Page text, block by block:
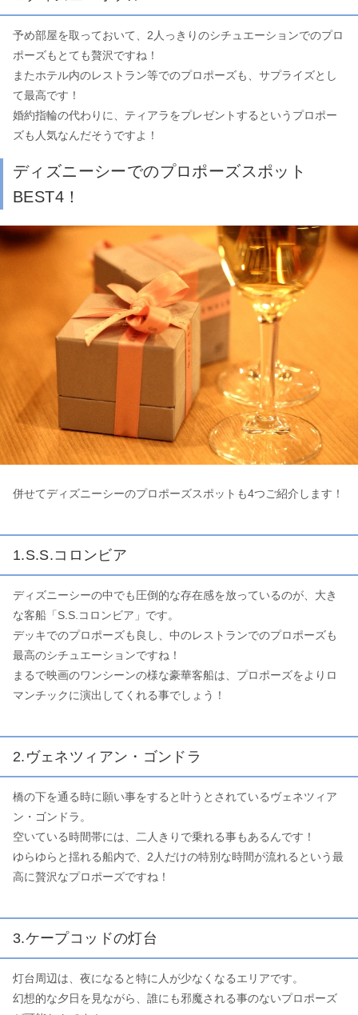
予め部屋を取っておいて、2人っきりのシチュエーションでのプロ
ポーズもとても贅沢ですね！
またホテル内のレストラン等でのプロポーズも、サプライズとし
て最高です！
婚約指輪の代わりに、ティアラをプレゼントするというプロポー
ズも人気なんだそうですよ！
ディズニーシーでのプロポーズスポット
BEST4！
併せてディズニーシーのプロポーズスポットも4つご紹介します！
1.S.S.コロンビア
ディズニーシーの中でも圧倒的な存在感を放っているのが、大き
な客船「S.S.コロンビア」です。
デッキでのプロポーズも良し、中のレストランでのプロポーズも
最高のシチュエーションですね！
まるで映画のワンシーンの様な豪華客船は、プロポーズをよりロ
マンチックに演出してくれる事でしょう！
2.ヴェネツィアン・ゴンドラ
橋の下を通る時に願い事をすると叶うとされているヴェネツィア
ン・ゴンドラ。
空いている時間帯には、二人きりで乗れる事もあるんです！
ゆらゆらと揺れる船内で、2人だけの特別な時間が流れるという最
高に贅沢なプロポーズですね！
3.ケープコッドの灯台
灯台周辺は、夜になると特に人が少なくなるエリアです。
幻想的な夕日を見ながら、誰にも邪魔される事のないプロポーズ